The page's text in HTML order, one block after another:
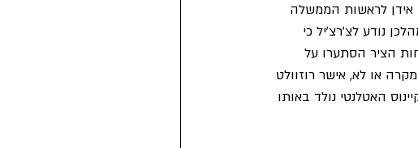
אידן לראשות הממשלה
נודע לצ'רצ'יל כי
הציר הסתערו על
או לא, אישר רוזוולט
האטלנטי נולד באותו